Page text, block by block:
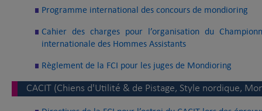
Programme international des concours de mondioring
Cahier des charges pour l’organisation du
internationale des Hommes Assistants
Règlement de la FCI pour les juges de Mondioring
CACIT (Chiens d'Utilité & de Pistage, Style nordique,